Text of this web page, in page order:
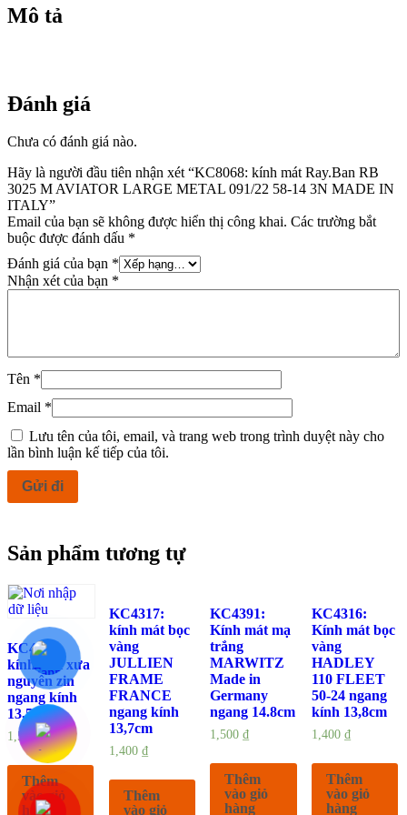
Mô tả
Đánh giá
Chưa có đánh giá nào.
Hãy là người đầu tiên nhận xét “KC8068: kính mát Ray.Ban RB
3025 M AVIATOR LARGE METAL 091/22 58-14 3N MADE IN
ITALY”
Email của bạn sẽ không được hiển thị công khai. Các trường bắt
buộc được đánh dấu *
Đánh giá của bạn *
Nhận xét của bạn *
Tên *
Email *
Lưu tên của tôi, email, và trang web trong trình duyệt này cho
lần bình luận kế tiếp của tôi.
Sản phẩm tương tự
KC4082:
kính mát xưa
nguyên zin
ngang kính
13,5cm
1,500₫
Thêm
vào giỏ
hàng
KC4317:
kính mát bọc
vàng
JULLIEN
FRAME
FRANCE
ngang kính
13,7cm
1,400 ₫
Thêm
vào giỏ
KC4391:
Kính mát mạ
trắng
MARWITZ
Made in
Germany
ngang 14.8cm
1,500₫
Thêm
vào giỏ
hàng
KC4316:
Kính mát bọc
vàng
HADLEY
110 FLEET
50-24 ngang
kính 13,8cm
1,400 ₫
Thêm
vào giỏ
hàng